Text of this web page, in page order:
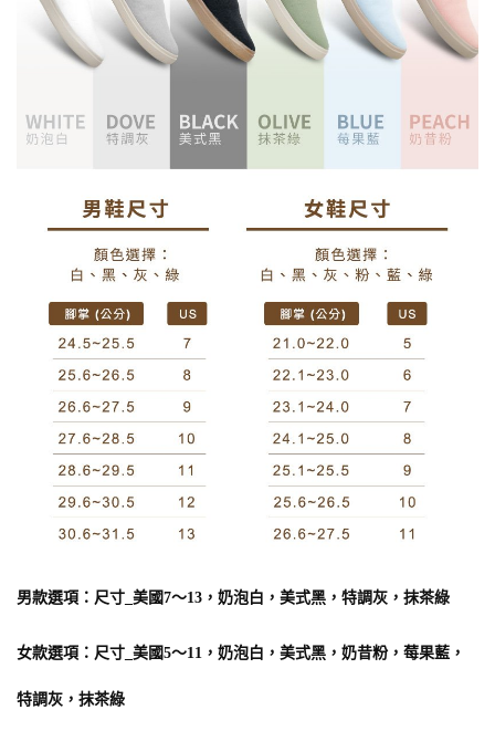
男款選項 ： 尺寸_美國7〜13，奶泡白，美式黑，特調灰，抹茶綠
女款選項： 尺寸_美國5〜11，奶泡白，美式黑，奶昔粉，莓果藍，
特調灰，抹茶綠